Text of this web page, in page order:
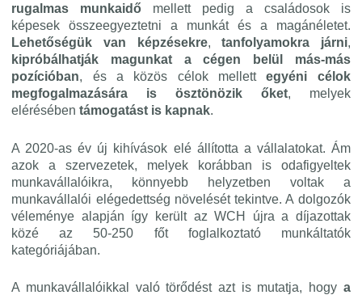
rugalmas munkaidő mellett pedig a családosok is
képesek összeegyeztetni a munkát és a magánéletet.
Lehetőségük van képzésekre,tanfolyamokra járni,
kipróbálhatják magunkat a cégen belül más-más
pozícióban, és a közös célok mellettegyéni célok
megfogalmazására is ösztönözik őket, melyek
elérésébentámogatást is kapnak.
A 2020-as év új kihívások elé állította a vállalatokat. Ám
azok a szervezetek, melyek korábban is odafigyeltek
munkavállalóikra, könnyebb helyzetben voltak a
munkavállalói elégedettség növelését tekintve. A dolgozók
véleménye alapján így került az WCH újra a díjazottak
közé az 50-250 főt foglalkoztató munkáltatók
kategóriájában.
A munkavállalóikkal való törődést azt is mutatja, hogy a